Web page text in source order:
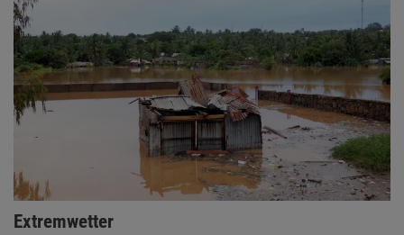
Extremwetter